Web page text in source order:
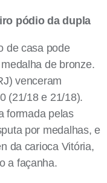
pódio da dupla
de casa pode
de bronze.
venceram
(21/18 e 21/18).
formada pelas
por medalhas, e
da carioca Vitória,
a façanha.